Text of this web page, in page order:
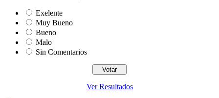
Exelente
Muy Bueno
Bueno
Malo
Sin Comentarios
Ver Resultados